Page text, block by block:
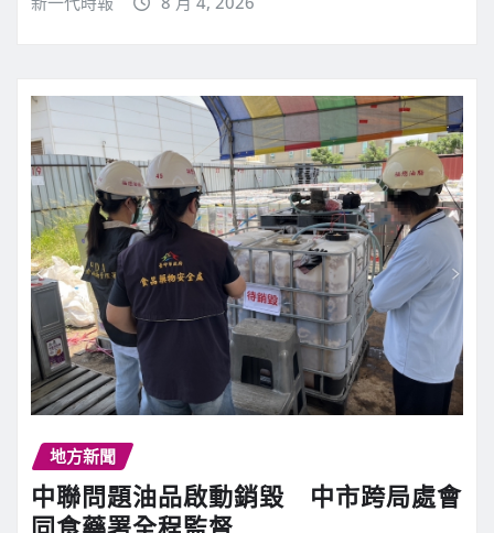
地方新聞
中聯問題油品啟動銷毀 中市跨局處會
同食藥署全程監督